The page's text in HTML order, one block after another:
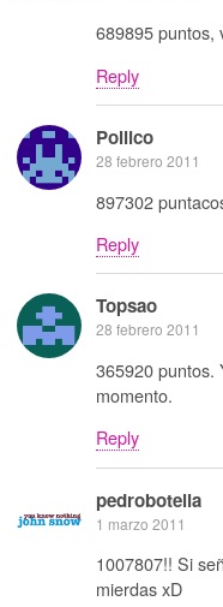
689895 puntos,
Reply
Pollico
28 febrero 2011
897302
Reply
Topsao
28 febrero 2011
365920 puntos.
momento.
Reply
pedrobotella
1 marzo 2011
1007807!! Si
mierdas xD